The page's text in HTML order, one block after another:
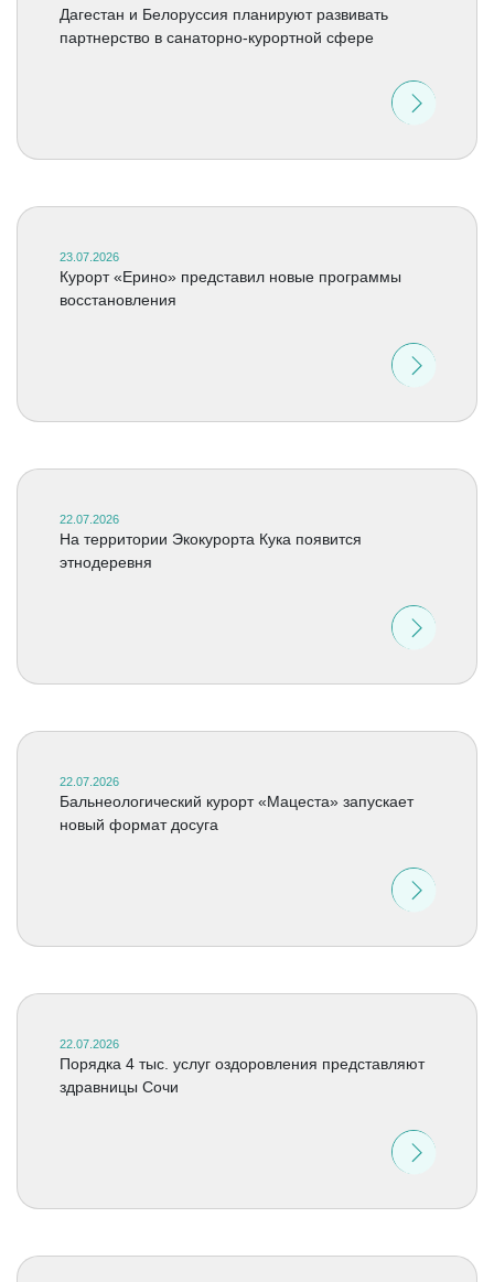
Дагестан и Белоруссия планируют развивать
партнерство в санаторно-курортной сфере
23.07.2026
Курорт «Ерино» представил новые программы
восстановления
22.07.2026
На территории Экокурорта Кука появится
этнодеревня
22.07.2026
Бальнеологический курорт «Мацеста» запускает
новый формат досуга
22.07.2026
Порядка 4 тыс. услуг оздоровления представляют
здравницы Сочи